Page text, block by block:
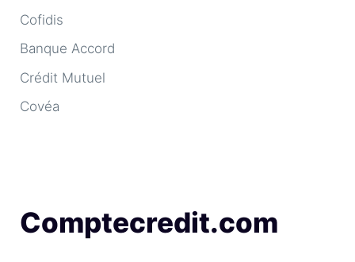
Cofidis
Banque Accord
Crédit Mutuel
Covéa
Comptecredit.com